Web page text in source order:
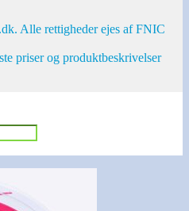
Alle rettigheder ejes af FNIC
priser og produktbeskrivelser